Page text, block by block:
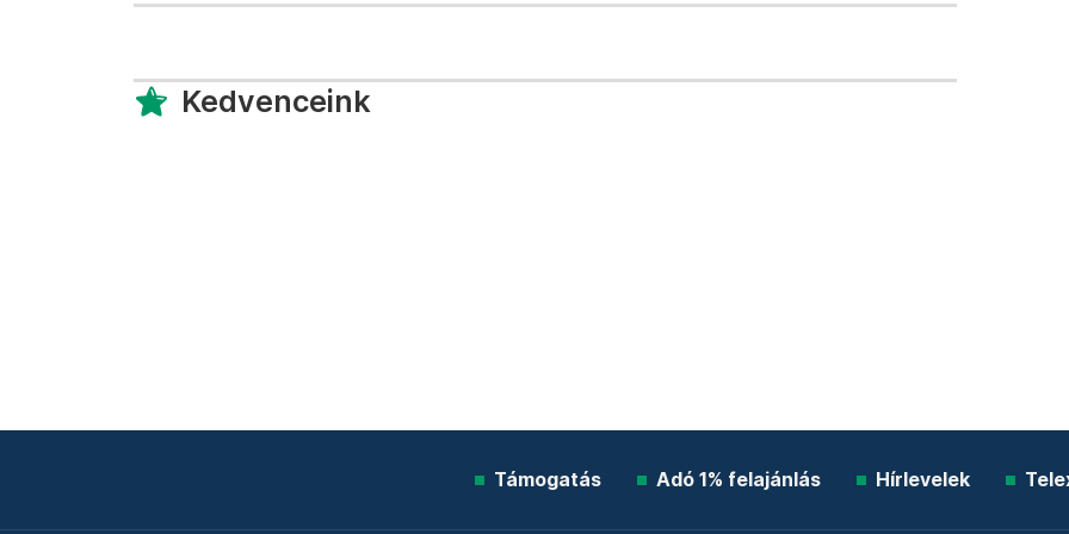
Kedvenceink
Támogatás Adó 1% felajánlás Hírlevelek